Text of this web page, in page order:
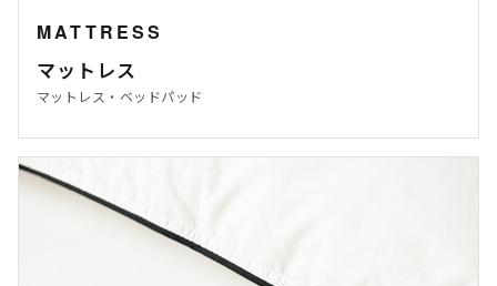
MATTRESS
マットレス
マットレス・ベッドパッド